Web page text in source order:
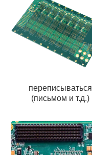
переписываться
(письмом и т.д.)